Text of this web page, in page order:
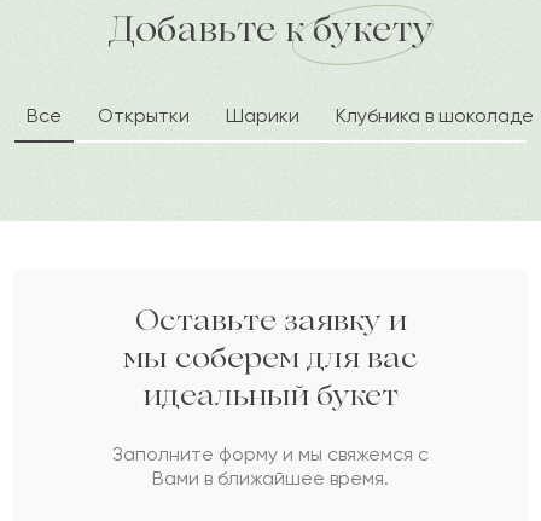
доставка по городу в течение часа
2024-03-02
Р 2024-02-11
Рафаил
А 2023-12-21
Алла
2023-08-17
Тлектес
2023-06-13
Науш
Фадей
Добавьте к букету
Все Открытки Шарики Клубника в шоколаде
Оставьте заявку и
мы соберем для вас
идеальный букет
Заполните форму и мы свяжемся с
Вами в ближайшее время.